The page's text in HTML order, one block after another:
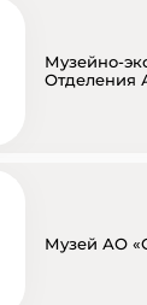
Музейно-
Отделения
Музей АО